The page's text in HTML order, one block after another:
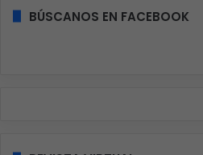
BÚSCANOS EN FACEBOOK